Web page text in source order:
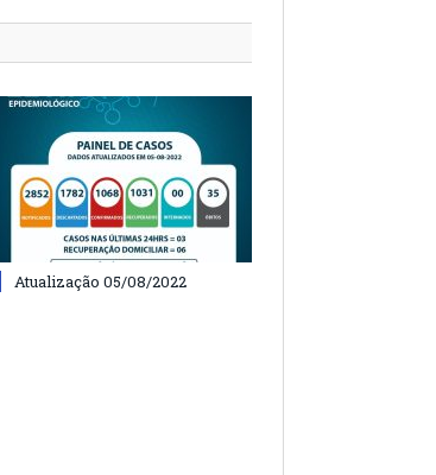
Atualização 05/08/2022